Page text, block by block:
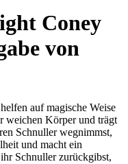
Coney
von
auf magische Weise
weichen Körper und trägt
Schnuller wegnimmst,
und macht ein
Schnuller zurückgibst,